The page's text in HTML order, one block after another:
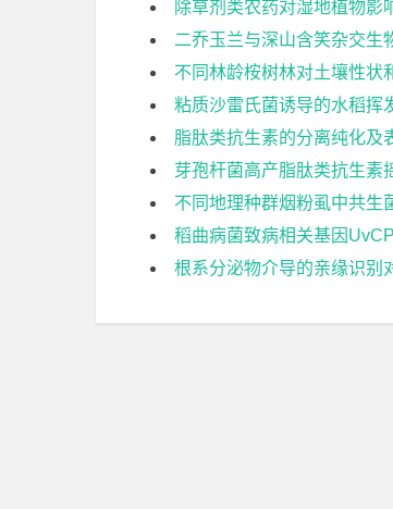
除草剂类农药对湿地植物影
二乔玉兰与深山含笑杂交生
不同林龄桉树林对土壤性状
粘质沙雷氏菌诱导的水稻挥
脂肽类抗生素的分离纯化及
芽孢杆菌高产脂肽类抗生素
不同地理种群烟粉虱中共生
稻曲病菌致病相关基因
根系分泌物介导的亲缘识别